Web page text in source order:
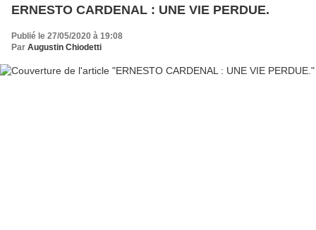
ERNESTO CARDENAL : UNE VIE PERDUE.
Publié le 27/05/2020 à 19:08
Par Augustin Chiodetti